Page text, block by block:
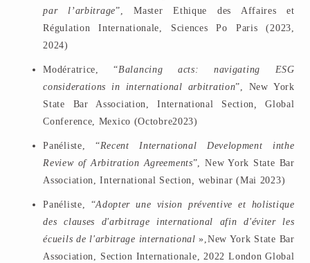
par l’arbitrage”, Master Ethique des Affaires et
Régulation Internationale, Sciences Po Paris (2023,
2024)
Modératrice, “Balancing acts: navigating ESG
considerations in international arbitration”, New York
State Bar Association, International Section,
Global
Conference, Mexico (Octobre2023)
Panéliste, “Recent International Development inthe
Review of Arbitration Agreements”, New York State Bar
Association, International Section, webinar (Mai 2023)
Panéliste, “Adopter une vision préventive et holistique
des clauses d'arbitrage international afin d'éviter les
écueils de l'arbitrage international »,New York State Bar
Association, Section Internationale, 2022 London Global